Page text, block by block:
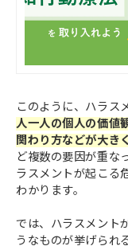
このように、ハラス
人一人の個人の価値
関わり方などが大き
ど複数の要因が重な
ラスメントが起こる
わかります。
では、ハラスメント
うなものが挙げられ